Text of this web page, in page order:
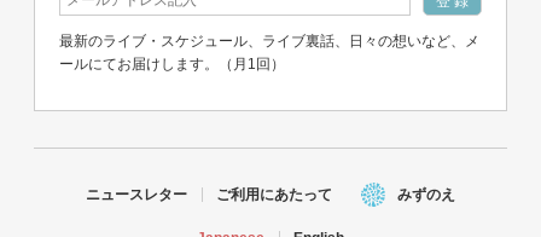
最新のライブ・スケジュール、ライブ裏話、日々の想いなど、メ
ールにてお届けします。（月1回）
ニュースレター ご利用にあたって みずのえ